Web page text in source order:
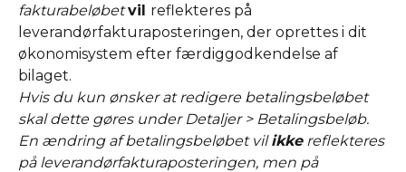
fakturabeløbet vil reflekteres på
leverandørfakturaposteringen, der oprettes i dit
økonomisystem efter færdiggodkendelse af
bilaget.
Hvis du kun ønsker at redigere betalingsbeløbet
skal dette gøres under Detaljer > Betalingsbeløb.
En ændring af betalingsbeløbet vil ikke reflekteres
på leverandørfakturaposteringen, men på